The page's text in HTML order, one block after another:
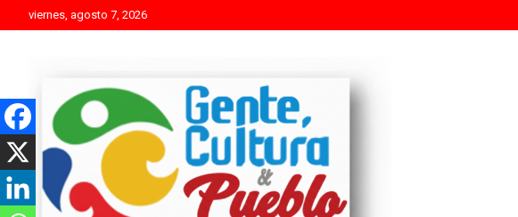
to
viernes, agosto 7, 2026